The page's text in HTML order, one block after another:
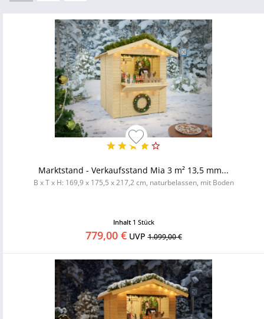
Marktstand - Verkaufsstand Mia 3 m² 13,5 mm...
B x T x H: 169,9 x 175,5 x 217,2 cm, naturbelassen, mit Boden
Inhalt 1 Stück
779,00 €UVP1.099,00 €